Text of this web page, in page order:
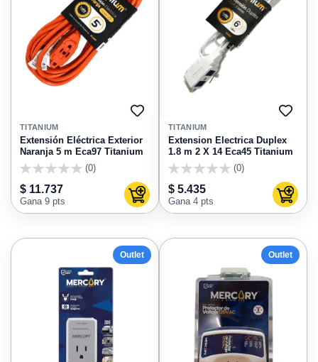
AGREGAR
FAVORITOS
TITANIUM
Extensión Eléctrica Exterior
Naranja 5 m Eca97 Titanium
(0)
$ 11.737
Gana 9 pts Agregar al carrito
TITANIUM
Extension Electrica Duplex
1.8 m 2 X 14 Eca45 Titanium
(0)
$ 5.435
Gana 4 pts
Outlet Outlet